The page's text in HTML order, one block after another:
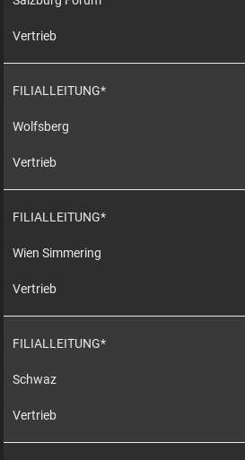
Vertrieb
FILIALLEITUNG*
Wolfsberg
Vertrieb
FILIALLEITUNG*
Wien Simmering
Vertrieb
FILIALLEITUNG*
Schwaz
Vertrieb